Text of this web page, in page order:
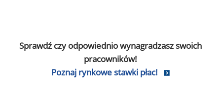
Sprawdź czy odpowiednio wynagradzasz swoich
pracowników!
Poznaj rynkowe stawki płac!